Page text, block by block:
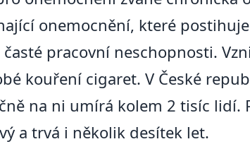
onemocnění, které
pracovní neschopnosti.
kouření cigaret. V České
na ni umírá kolem 2 tisíc
a trvá i několik desítek let.